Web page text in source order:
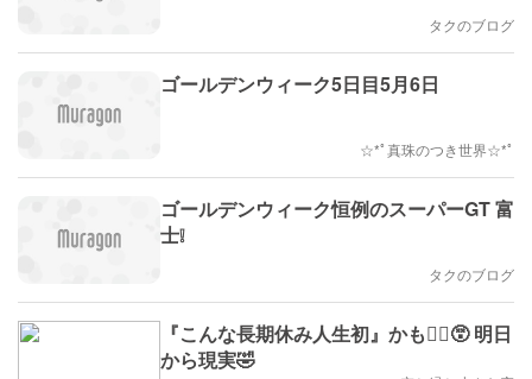
タクのブログ
ゴールデンウィーク5日目5月6日
☆*ﾟ真珠のつき世界☆*ﾟ
ゴールデンウィーク恒例のスーパーGT 富
士❕
タクのブログ
『こんな長期休み人生初』かも👱‍♂️😵 明日
から現実🤣